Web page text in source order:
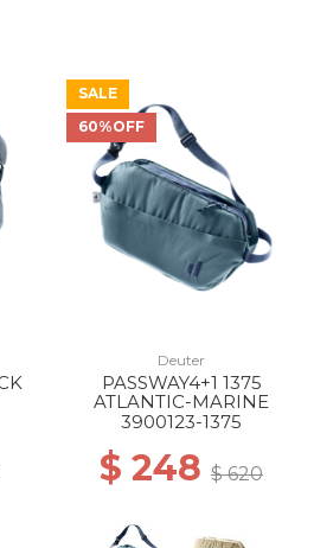
SALE
60%OFF
Deuter
PASSWAY4+1 1375
ATLANTIC-MARINE
3900123-1375
$ 248 $ 620